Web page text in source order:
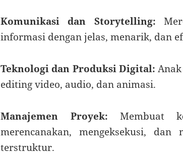
Komunikasi dan Storytelling:
informasi dengan jelas, menarik, dan
Teknologi dan Produksi Digital:
editing video, audio, dan animasi.
Manajemen Proyek: Membuat
merencanakan, mengeksekusi, dan
terstruktur.